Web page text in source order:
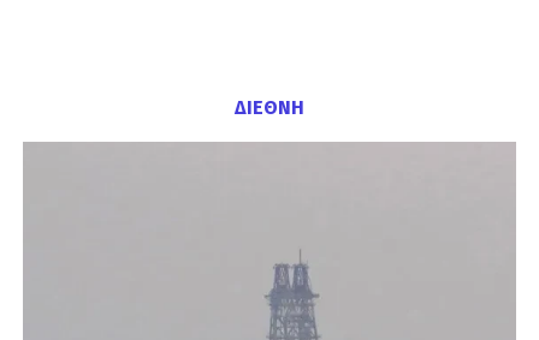
ΔΙΕΘΝΗ